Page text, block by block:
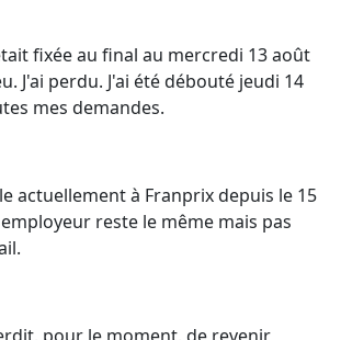
fixée au final au mercredi 13 août
J'ai perdu. J'ai été débouté jeudi 14
mes demandes.
actuellement à Franprix depuis le 15
reste le même mais pas